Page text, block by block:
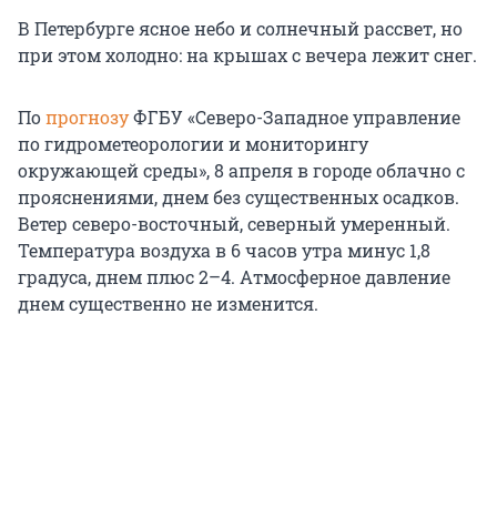
В Петербурге ясное небо и солнечный рассвет, но
при этом холодно: на крышах с вечера лежит снег.
ПопрогнозуФГБУ «Северо-Западное управление
по гидрометеорологии и мониторингу
окружающей среды», 8 апреля в городе облачно с
прояснениями, днем без существенных осадков.
Ветер северо-восточный, северный умеренный.
Температура воздуха в 6 часов утра минус 1,8
градуса, днем плюс 2–4. Атмосферное давление
днем существенно не изменится.